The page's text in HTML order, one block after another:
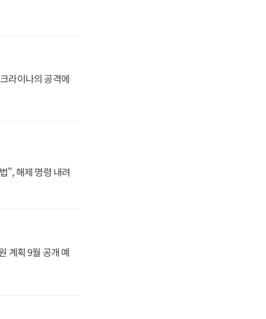
라이나의 공격에
", 해제 명령 내려
계획 9월 공개 예